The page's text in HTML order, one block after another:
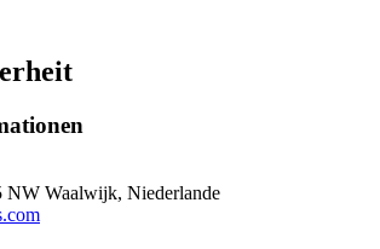
NW Waalwijk, Niederlande